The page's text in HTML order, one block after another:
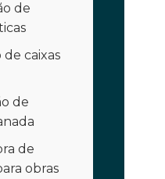
de
caixas
de
de
obras